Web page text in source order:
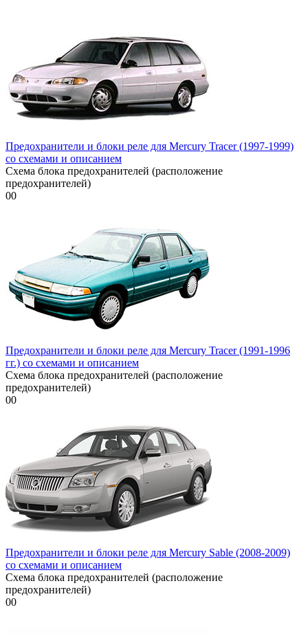
Предохранители и блоки реле для Mercury Tracer (1997-1999)
со схемами и описанием
Схема блока предохранителей (расположение
предохранителей)
00
Предохранители и блоки реле для Mercury Tracer (1991-1996
гг.) со схемами и описанием
Схема блока предохранителей (расположение
предохранителей)
00
Предохранители и блоки реле для Mercury Sable (2008-2009)
со схемами и описанием
Схема блока предохранителей (расположение
предохранителей)
00